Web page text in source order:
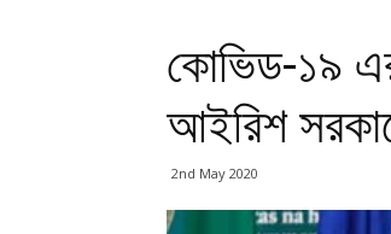
কোভিড-১৯ এর
আইরিশ
2nd May 2020